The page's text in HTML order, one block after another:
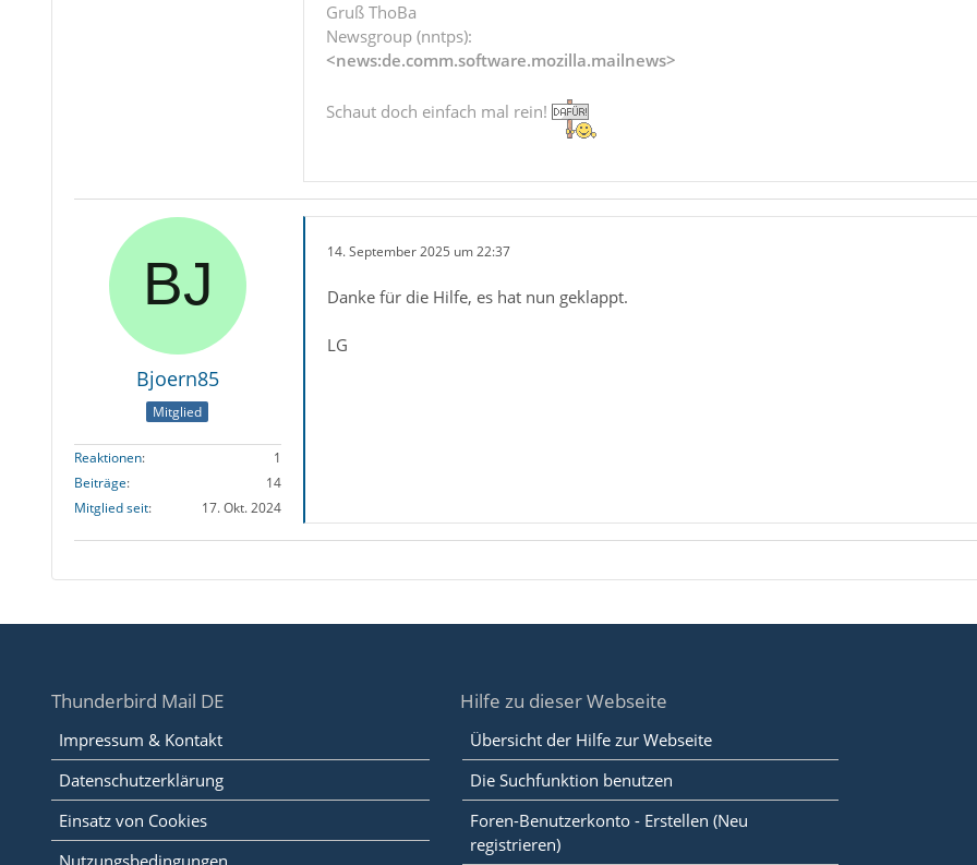
Gruß ThoBa
Newsgroup (nntps):
<news:de.comm.software.mozilla.mailnews>
Schaut doch einfach mal rein!
Bjoern85
Mitglied
Reaktionen
1
Beiträge
14
Mitglied seit
17. Okt. 2024
14. September 2025 um 22:37
Danke für die Hilfe, es hat nun geklappt.
LG
Thunderbird Mail DE
Impressum & Kontakt
Datenschutzerklärung
Einsatz von Cookies
Nutzungsbedingungen
Hilfe zu dieser Webseite
Übersicht der Hilfe zur Webseite
Die Suchfunktion benutzen
Foren-Benutzerkonto - Erstellen (Neu
registrieren)